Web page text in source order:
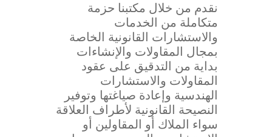
نقدم من خلال مكتبنا حزمة
متكاملة من الخدمات
والاستشارات القانونية الخاصة
بمجال المقاولات والإنشاءات
بداية من التدقيق على عقود
المقاولات والاستشارات
الهندسية وإعادة صياغتها وتوفير
النصيحة القانونية لأطراف العلاقة
سواء الملاك أو المقاولين أو